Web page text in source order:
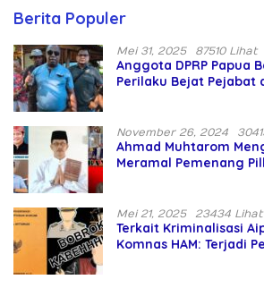
Berita Populer
Mei 31, 2025 87510 Lihat
Anggota DPRP Papua
Perilaku Bejat Pejabat
November 26, 2024
Ahmad Muhtarom
Meramal Pemenang
Mei 21, 2025 23434 Lihat
Terkait Kriminalisasi
Komnas HAM: Terjadi